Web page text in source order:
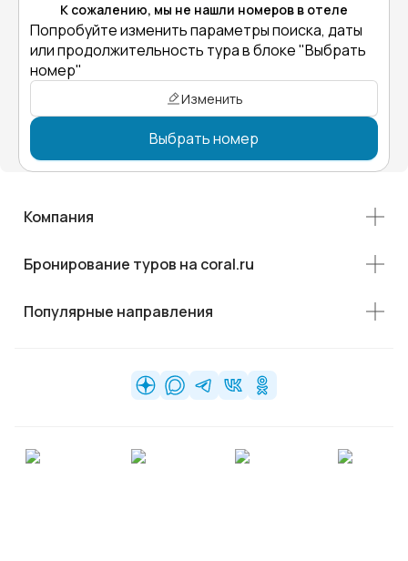
К сожалению, мы не нашли номеров в отеле
Попробуйте изменить параметры поиска, даты
или продолжительность тура в блоке "Выбрать
номер"
Изменить
Выбрать номер
Компания
Бронирование туров на coral.ru
Популярные направления